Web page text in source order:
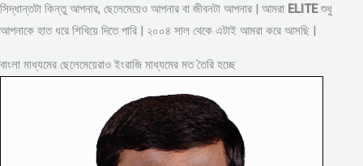
সিদ্ধান্তটা কিন্তু আপনার, ছেলেমেয়েও আপনার বা জীবনটা আপনার | আমরা ELITEশুধু
আপনাকে হাত ধরে শিখিয়ে দিতে পারি | ২০০৪ সাল থেকে এটাই আমরা করে আসছি |
বাংলা মাধ্যমের ছেলেমেয়েরাও ইংরাজি মাধ্যমের মত তৈরি হচ্ছে